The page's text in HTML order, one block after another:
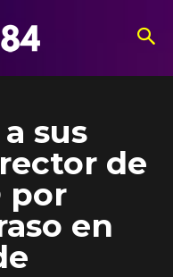
sus
de
por
en